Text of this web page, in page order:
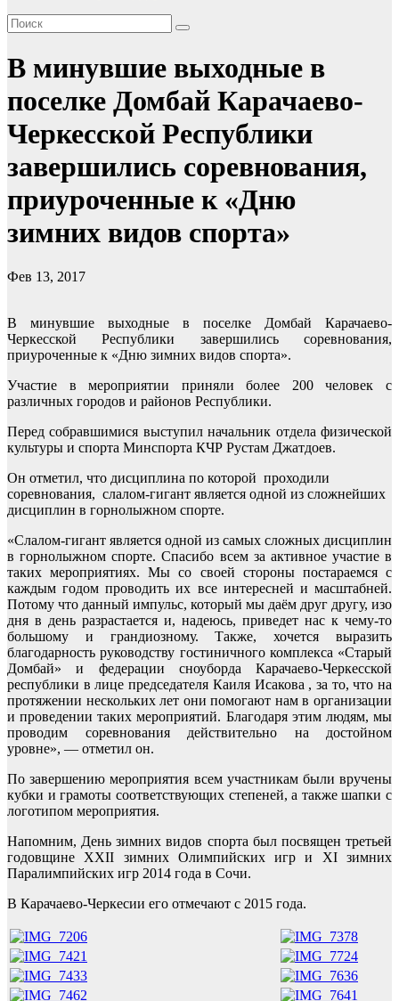
В минувшие выходные в
поселке Домбай Карачаево-
Черкесской Республики
завершились соревнования,
приуроченные к «Дню
зимних видов спорта»
Фев 13, 2017
В минувшие выходные в поселке Домбай Карачаево-
Черкесской Республики завершились соревнования,
приуроченные к «Дню зимних видов спорта».
Участие в мероприятии приняли более 200 человек с
различных городов и районов Республики.
Перед собравшимися выступил начальник отдела физической
культуры и спорта Минспорта КЧР Рустам Джатдоев.
Он отметил, что дисциплина по которой проходили
соревнования, слалом-гигант является одной из сложнейших
дисциплин в горнолыжном спорте.
«Слалом-гигант является одной из самых сложных дисциплин
в горнолыжном спорте. Спасибо всем за активное участие в
таких мероприятиях. Мы со своей стороны постараемся с
каждым годом проводить их все интересней и масштабней.
Потому что данный импульс, который мы даём друг другу, изо
дня в день разрастается и, надеюсь, приведет нас к чему-то
большому и грандиозному. Также, хочется выразить
благодарность руководству гостиничного комплекса «Старый
Домбай» и федерации сноуборда Карачаево-Черкесской
республики в лице председателя Каиля Исакова , за то, что на
протяжении нескольких лет они помогают нам в организации
и проведении таких мероприятий. Благодаря этим людям, мы
проводим соревнования действительно на достойном
уровне», — отметил он.
По завершению мероприятия всем участникам были вручены
кубки и грамоты соответствующих степеней, а также шапки с
логотипом мероприятия.
Напомним, День зимних видов спорта был посвящен третьей
годовщине XXII зимних Олимпийских игр и XI зимних
Паралимпийских игр 2014 года в Сочи.
В Карачаево-Черкесии его отмечают с 2015 года.